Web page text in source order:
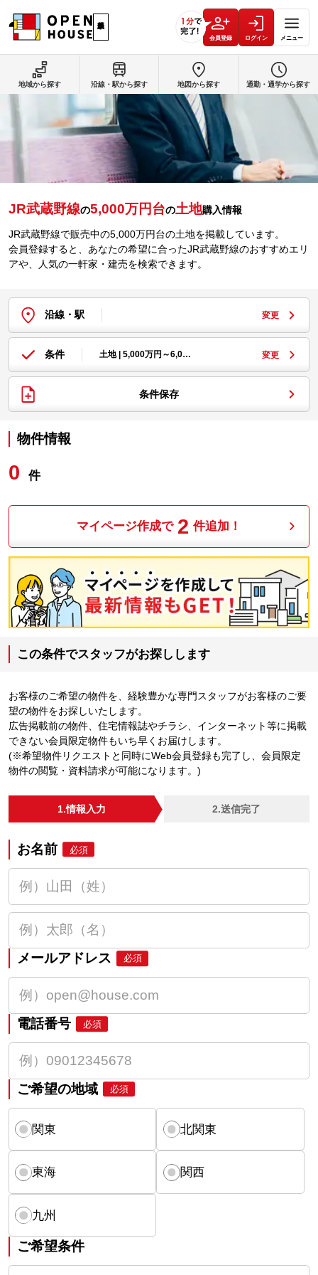
会員登録 ログイン メニュー
JR武蔵野線の5,000万円台の土地購入情報
JR武蔵野線で販売中の5,000万円台の土地を掲載しています。
会員登録すると、あなたの希望に合ったJR武蔵野線のおすすめエリ
アや、人気の一軒家・建売を検索できます。
沿線・駅 変更
条件 土地 | 5,000万円～6,0… 変更
条件保存
物件情報
0 件
マイページ作成で 2 件追加！
この条件でスタッフがお探しします
お客様のご希望の物件を、経験豊かな専門スタッフがお客様のご要
望の物件をお探しいたします。
広告掲載前の物件、住宅情報誌やチラシ、インターネット等に掲載
できない会員限定物件もいち早くお届けします。
(※希望物件リクエストと同時にWeb会員登録も完了し、会員限定
物件の閲覧・資料請求が可能になります。)
1.情報入力 2.送信完了
お名前 必須
メールアドレス 必須
電話番号 必須
ご希望の地域 必須
関東 北関東
東海 関西
九州
ご希望条件
地域から探す 沿線・駅から探す 地図から探す 通勤・通学から探す